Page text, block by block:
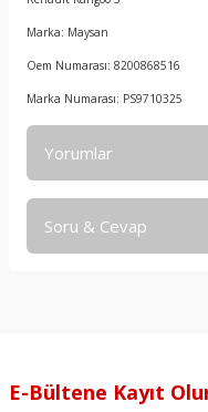
Marka: Maysan
Oem Numarası: 8200868516
Marka Numarası: PS9710325
Yorumlar
Soru & Cevap
E-Bültene Kayıt